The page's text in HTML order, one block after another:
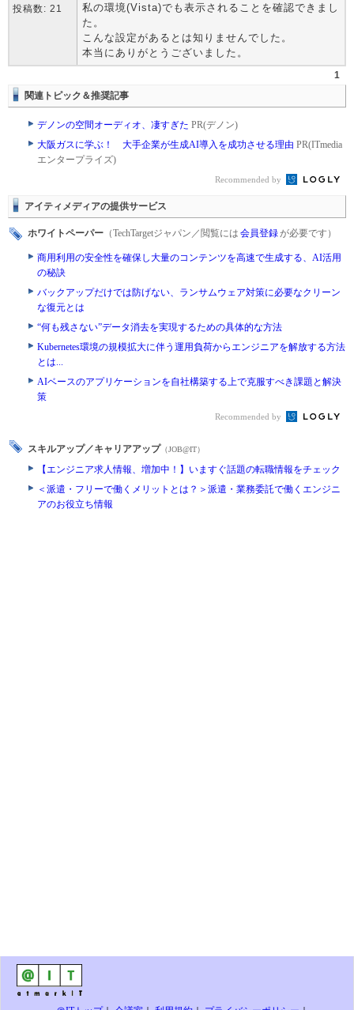
投稿数: 21
私の環境(Vista)でも表示されることを確認できまし
た。
こんな設定があるとは知りませんでした。
本当にありがとうございました。
1
関連トピック＆推奨記事
デノンの空間オーディオ、凄すぎた PR(デノン)
大阪ガスに学ぶ！ 大手企業が生成AI導入を成功させる理由 PR(ITmedia
エンタープライズ)
Recommended by
アイティメディアの提供サービス
ホワイトペーパー （TechTargetジャパン／閲覧には 会員登録が必要です）
商用利用の安全性を確保し大量のコンテンツを高速で生成する、AI活用
の秘訣
バックアップだけでは防げない、ランサムウェア対策に必要なクリーン
な復元とは
“何も残さない”データ消去を実現するための具体的な方法
Kubernetes環境の規模拡大に伴う運用負荷からエンジニアを解放する方法
とは...
AIベースのアプリケーションを自社構築する上で克服すべき課題と解決
策
Recommended by
スキルアップ／キャリアアップ （JOB@IT）
【エンジニア求人情報、増加中！】いますぐ話題の転職情報をチェック
＜派遣・フリーで働くメリットとは？＞派遣・業務委託で働くエンジニ
アのお役立ち情報